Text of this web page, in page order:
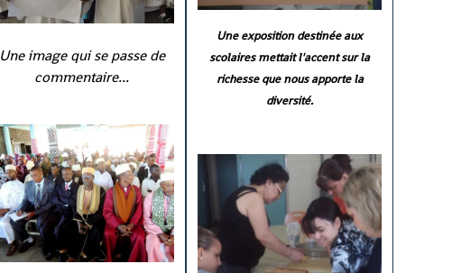
Une image qui se passe de
commentaire...
Une exposition destinée aux
scolaires mettait l'accent sur la
richesse que nous apporte la
diversité.